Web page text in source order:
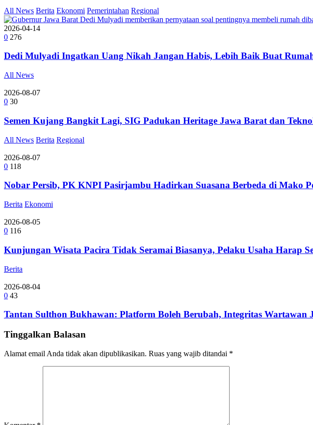
All News Berita Ekonomi Pemerintahan Regional
2026-04-14
0 276
Dedi Mulyadi Ingatkan Uang Nikah Jangan Habis, Lebih Baik Buat
All News
2026-08-07
0 30
Semen Kujang Bangkit Lagi, SIG Padukan Heritage Jawa Barat dan
All News Berita Regional
2026-08-07
0 118
Nobar Persib, PK KNPI Pasirjambu Hadirkan Suasana Berbeda di Mako
Berita Ekonomi
2026-08-05
0 116
Kunjungan Wisata Pacira Tidak Seramai Biasanya, Pelaku Usaha Harap
Berita
2026-08-04
0 43
Tantan Sulthon Bukhawan: Platform Boleh Berubah, Integritas Wartawan
Tinggalkan Balasan
Alamat email Anda tidak akan dipublikasikan. Ruas yang wajib ditandai *